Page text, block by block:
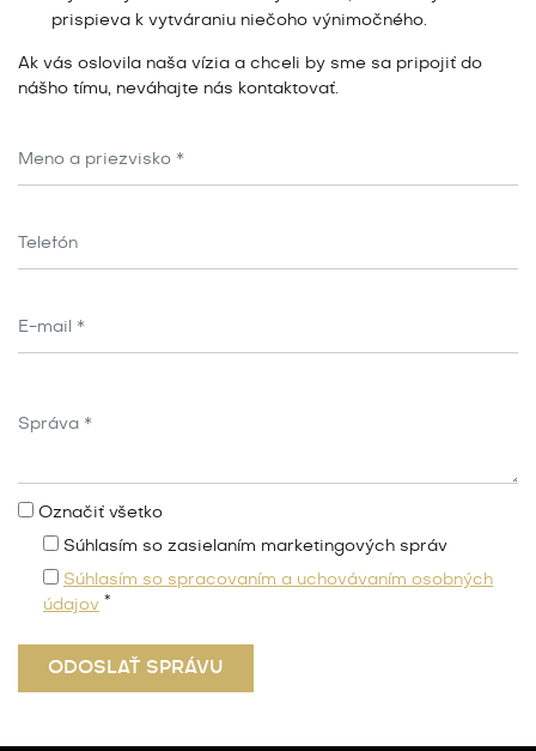
prispieva k vytváraniu niečoho výnimočného.
Ak vás oslovila naša vízia a chceli by sme sa pripojiť do
nášho tímu, neváhajte nás kontaktovať.
Označiť všetko
Súhlasím so zasielaním marketingových správ
Súhlasím so spracovaním a uchovávaním osobných
údajov *